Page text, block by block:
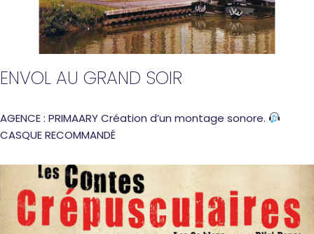
ENVOL AU GRAND SOIR
AGENCE : PRIMAARY Création d’un montage sonore.
CASQUE RECOMMANDÉ